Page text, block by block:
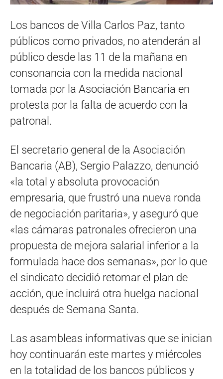
Los bancos de Villa Carlos Paz, tanto
públicos como privados, no atenderán al
público desde las 11 de la mañana en
consonancia con la medida nacional
tomada por la Asociación Bancaria en
protesta por la falta de acuerdo con la
patronal.
El secretario general de la Asociación
Bancaria (AB), Sergio Palazzo, denunció
«la total y absoluta provocación
empresaria, que frustró una nueva ronda
de negociación paritaria», y aseguró que
«las cámaras patronales ofrecieron una
propuesta de mejora salarial inferior a la
formulada hace dos semanas», por lo que
el sindicato decidió retomar el plan de
acción, que incluirá otra huelga nacional
después de Semana Santa.
Las asambleas informativas que se inician
hoy continuarán este martes y miércoles
en la totalidad de los bancos públicos y